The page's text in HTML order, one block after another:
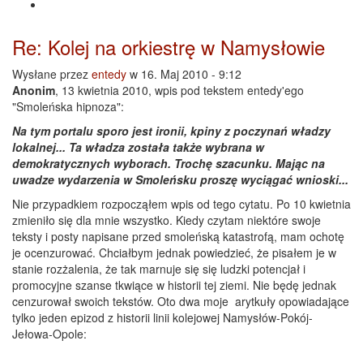
Re: Kolej na orkiestrę w Namysłowie
Wysłane przez entedy w 16. Maj 2010 - 9:12
Anonim, 13 kwietnia 2010, wpis pod tekstem entedy'ego
"Smoleńska hipnoza":
Na tym portalu sporo jest ironii, kpiny z poczynań władzy
lokalnej... Ta władza została także wybrana w
demokratycznych wyborach. Trochę szacunku. Mając na
uwadze wydarzenia w Smoleńsku proszę wyciągać wnioski...
Nie przypadkiem rozpocząłem wpis od tego cytatu. Po 10 kwietnia
zmieniło się dla mnie wszystko. Kiedy czytam niektóre swoje
teksty i posty napisane przed smoleńską katastrofą, mam ochotę
je ocenzurować. Chciałbym jednak powiedzieć, że pisałem je w
stanie rozżalenia, że tak marnuje się się ludzki potencjał i
promocyjne szanse tkwiące w historii tej ziemi. Nie będę jednak
cenzurował swoich tekstów. Oto dwa moje arytkuły opowiadające
tylko jeden epizod z historii linii kolejowej Namysłów-Pokój-
Jełowa-Opole: